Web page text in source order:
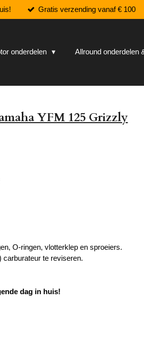
Gratis verzending vanaf € 100
onderdelen Allround onderdelen
YFM 125 Grizzly
O-ringen, vlotterklep en sproeiers.
te reviseren.
dag in huis!